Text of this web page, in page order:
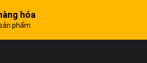
hóa
phẩm